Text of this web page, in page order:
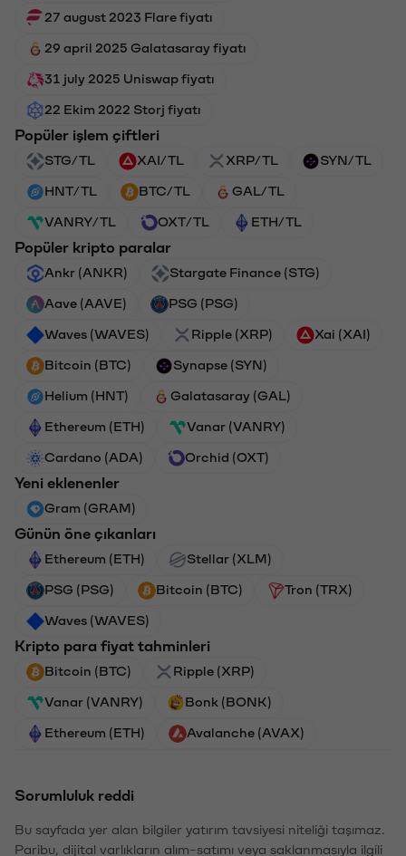
27 august 2023 Flare fiyatı
29 april 2025 Galatasaray fiyatı
31 july 2025 Uniswap fiyatı
22 Ekim 2022 Storj fiyatı
Popüler işlem çiftleri
STG/TL XAI/TL XRP/TL SYN/TL
HNT/TL BTC/TL GAL/TL
VANRY/TL OXT/TL ETH/TL
Popüler kripto paralar
Ankr (ANKR) Stargate Finance (STG)
Aave (AAVE) PSG (PSG)
Waves (WAVES) Ripple (XRP) Xai (XAI)
Bitcoin (BTC) Synapse (SYN)
Helium (HNT) Galatasaray (GAL)
Ethereum (ETH) Vanar (VANRY)
Cardano (ADA) Orchid (OXT)
Yeni eklenenler
Gram (GRAM)
Günün öne çıkanları
Ethereum (ETH) Stellar (XLM)
PSG (PSG) Bitcoin (BTC) Tron (TRX)
Waves (WAVES)
Kripto para fiyat tahminleri
Bitcoin (BTC) Ripple (XRP)
Vanar (VANRY) Bonk (BONK)
Ethereum (ETH) Avalanche (AVAX)
Sorumluluk reddi
Bu sayfada yer alan bilgiler yatırım tavsiyesi niteliği taşımaz.
Paribu, dijital varlıkların alım-satımı veya saklanmasıyla ilgili